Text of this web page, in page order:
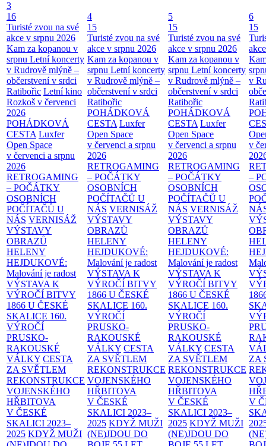
3
16
Turisté zvou na své
akce v srpnu 2026
Kam za kopanou v
srpnu Letní koncerty
v Rudrově mlýně –
občerstvení v srdci
Ratibořic Letní kino
Rozkoš v červenci
2026
POHÁDKOVÁ
CESTA Luxfer
Open Space
v červenci a srpnu
2026
RETROGAMING
– POČÁTKY
OSOBNÍCH
POČÍTAČŮ U
NÁS VERNISÁŽ
VÝSTAVY
OBRAZŮ
HELENY
HEJDUKOVÉ:
Malování je radost
VÝSTAVA K
VÝROČÍ BITVY
1866 U ČESKÉ
SKALICE 160.
VÝROČÍ
PRUSKO-
RAKOUSKÉ
VÁLKY CESTA
ZA SVĚTLEM
REKONSTRUKCE
VOJENSKÉHO
HŘBITOVA
V ČESKÉ
SKALICI 2023–
2025 KDYŽ MUŽI
4
15
Turisté zvou na své
akce v srpnu 2026
Kam za kopanou v
srpnu Letní koncerty
v Rudrově mlýně –
občerstvení v srdci
Ratibořic
POHÁDKOVÁ
CESTA Luxfer
Open Space
v červenci a srpnu
2026
RETROGAMING
– POČÁTKY
OSOBNÍCH
POČÍTAČŮ U
NÁS VERNISÁŽ
VÝSTAVY
OBRAZŮ
HELENY
HEJDUKOVÉ:
Malování je radost
VÝSTAVA K
VÝROČÍ BITVY
1866 U ČESKÉ
SKALICE 160.
VÝROČÍ
PRUSKO-
RAKOUSKÉ
VÁLKY CESTA
ZA SVĚTLEM
REKONSTRUKCE
VOJENSKÉHO
HŘBITOVA
V ČESKÉ
SKALICI 2023–
2025 KDYŽ MUŽI
(NE)JDOU DO
5
15
Turisté zvou na své
akce v srpnu 2026
Kam za kopanou v
srpnu Letní koncerty
v Rudrově mlýně –
občerstvení v srdci
Ratibořic
POHÁDKOVÁ
CESTA Luxfer
Open Space
v červenci a srpnu
2026
RETROGAMING
– POČÁTKY
OSOBNÍCH
POČÍTAČŮ U
NÁS VERNISÁŽ
VÝSTAVY
OBRAZŮ
HELENY
HEJDUKOVÉ:
Malování je radost
VÝSTAVA K
VÝROČÍ BITVY
1866 U ČESKÉ
SKALICE 160.
VÝROČÍ
PRUSKO-
RAKOUSKÉ
VÁLKY CESTA
ZA SVĚTLEM
REKONSTRUKCE
VOJENSKÉHO
HŘBITOVA
V ČESKÉ
SKALICI 2023–
2025 KDYŽ MUŽI
(NE)JDOU DO
6
15
v
v
–
ZA
V